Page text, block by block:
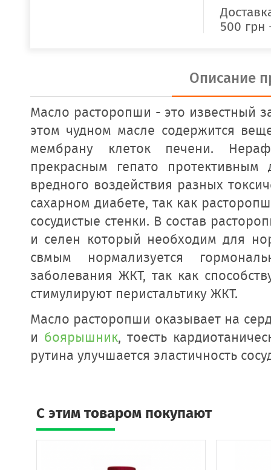
500
Описание
Масло расторопши - это известный
этом чудном масле содержится
мембрану клеток печени.
прекрасным гепато
вредного воздействия разных
сахарном диабете, так как
сосудистые стенки. В состав
и селен который необходим для
свмым нормализуется
заболевания ЖКТ, так как
стимулируют перистальтику ЖКТ.
Масло расторопши оказывает на
и боярышник, тоесть
рутина улучшается эластичность
C этим товаром покупают